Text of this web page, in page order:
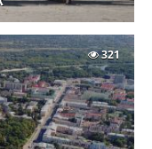
321